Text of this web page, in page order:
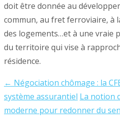
doit être donnée au
commun, au fret ferroviaire, à
des logements…et à une vraie
du territoire qui vise à
résidence.
Post
navigation
← Négociation chômage : la
système assurantiel La notion
moderne pour redonner du